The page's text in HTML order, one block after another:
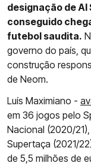
designação de Al
conseguido
futebol saudita.
governo do país,
construção
de Neom.
Luís Maximiano -
em 36 jogos pelo
Nacional (2020/
Supertaça (2021/
de 5,5 milhões de